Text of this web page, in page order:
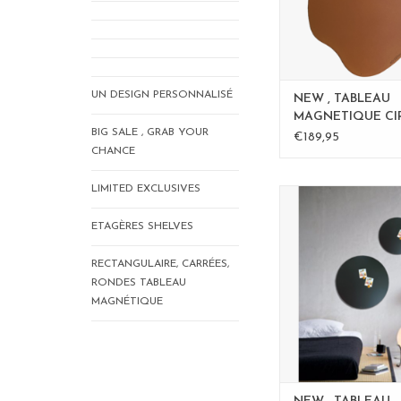
UN DESIGN PERSONNALISÉ
BIG SALE , GRAB YOUR
CHANCE
LIMITED EXCLUSIVES
ETAGÈRES SHELVES
RECTANGULAIRE, CARRÉES,
RONDES TABLEAU
MAGNÉTIQUE
NEW , TABLEAU
MAGNETIQUE
Rouille 60cm -
€189,95
material:
couleur:
100% made in
AJOUTER AU